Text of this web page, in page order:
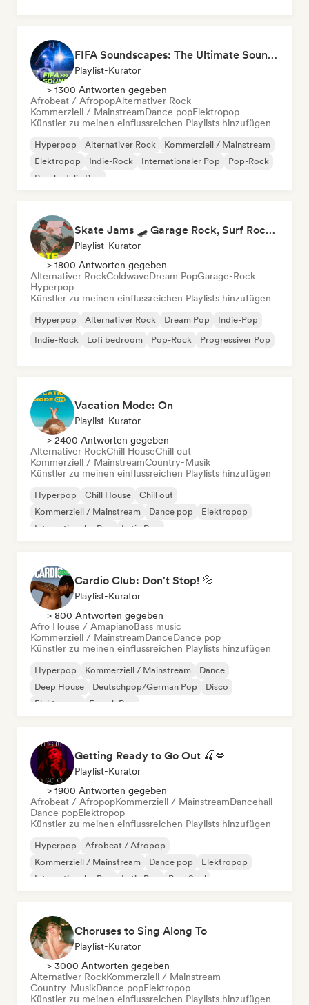
FIFA Soundscapes: The Ultimate Soundtrack ⚽️ Festival Indie, Electropop & Dance Anthems
Playlist-Kurator
> 1300 Antworten gegeben
Afrobeat / AfropopAlternativer Rock
Kommerziell / MainstreamDance popElektropop
Künstler zu meinen einflussreichen Playlists hinzufügen
Hyperpop Alternativer Rock
Kommerziell / Mainstream
Elektropop
Indie-Rock Internationaler Pop
Pop-Rock
Psychedelic Pop
Skate Jams 🛹 Garage Rock, Surf Rock & Neo-Psych
Playlist-Kurator
> 1800 Antworten gegeben
Alternativer RockColdwaveDream PopGarage-Rock
Hyperpop
Künstler zu meinen einflussreichen Playlists hinzufügen
Hyperpop Alternativer Rock Dream Pop
Indie-Pop
Indie-Rock
Lofi bedroom Pop-Rock Progressiver Pop
Vacation Mode: On
Playlist-Kurator
> 2400 Antworten gegeben
Alternativer RockChill HouseChill out
Kommerziell / MainstreamCountry-Musik
Künstler zu meinen einflussreichen Playlists hinzufügen
Hyperpop Chill House
Chill out
Kommerziell / Mainstream
Dance pop
Elektropop
Internationaler Pop
Latin Pop
Cardio Club: Don't Stop! 💦
Playlist-Kurator
> 800 Antworten gegeben
Afro House / AmapianoBass music
Kommerziell / MainstreamDanceDance pop
Künstler zu meinen einflussreichen Playlists hinzufügen
Hyperpop Kommerziell / Mainstream
Dance
Deep House
Deutschpop/German Pop
Disco
Elektropop
French Pop
Getting Ready to Go Out 🍒💋
Playlist-Kurator
> 1900 Antworten gegeben
Afrobeat / AfropopKommerziell / MainstreamDancehall
Dance popElektropop
Künstler zu meinen einflussreichen Playlists hinzufügen
Hyperpop
Afrobeat / Afropop
Kommerziell / Mainstream
Dance pop
Elektropop
Internationaler Pop
Latin Pop Pop-Soul
Choruses to Sing Along To
Playlist-Kurator
> 3000 Antworten gegeben
Alternativer RockKommerziell / Mainstream
Country-MusikDance popElektropop
Künstler zu meinen einflussreichen Playlists hinzufügen